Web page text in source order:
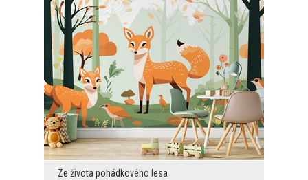
Ze života pohádkového lesa